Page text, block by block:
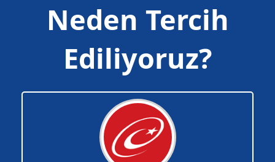
Neden Tercih
Ediliyoruz?